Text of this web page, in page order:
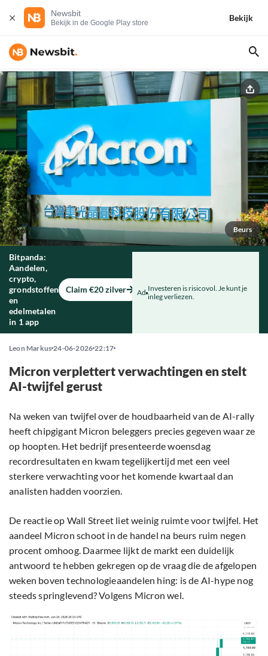
Newsbit
Bekijk in de Google Play store
Bekijk
Beurs
Bitpanda:
Aandelen,
crypto,
grondstoffen
en
edelmetalen
in 1 app
Claim €20 zilver Ad Investeren is risicovol. Je kunt je
inleg verliezen.
Leon Markus 24-06-2026 22:17
Micron verplettert verwachtingen en stelt
AI-twijfel gerust
Na weken van twijfel over de houdbaarheid van de AI-rally
heeft chipgigant Micron beleggers precies gegeven waar ze
op hoopten. Het bedrijf presenteerde woensdag
recordresultaten en kwam tegelijkertijd met een veel
sterkere verwachting voor het komende kwartaal dan
analisten hadden voorzien.
De reactie op Wall Street liet weinig ruimte voor twijfel. Het
aandeel Micron schoot in de handel na beurs ruim negen
procent omhoog. Daarmee lijkt de markt een duidelijk
antwoord te hebben gekregen op de vraag die de afgelopen
weken boven technologieaandelen hing: is de AI-hype nog
steeds springlevend? Volgens Micron wel.